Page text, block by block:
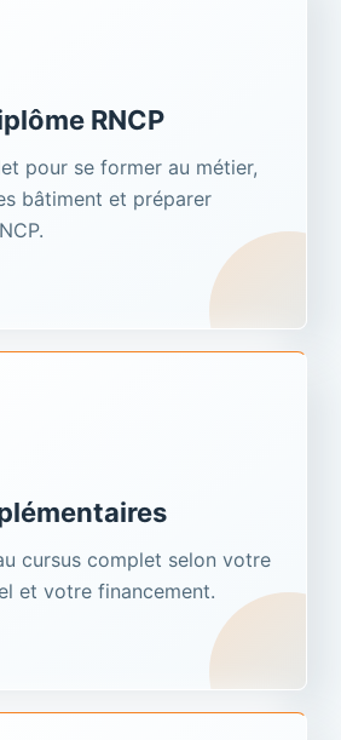
RNCP
pour se former au métier,
bâtiment et préparer
cursus complet selon votre
et votre financement.